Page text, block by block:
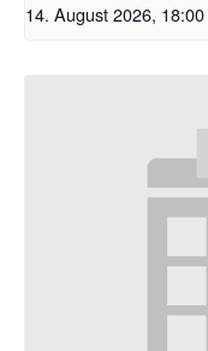
14. August 2026, 18:00